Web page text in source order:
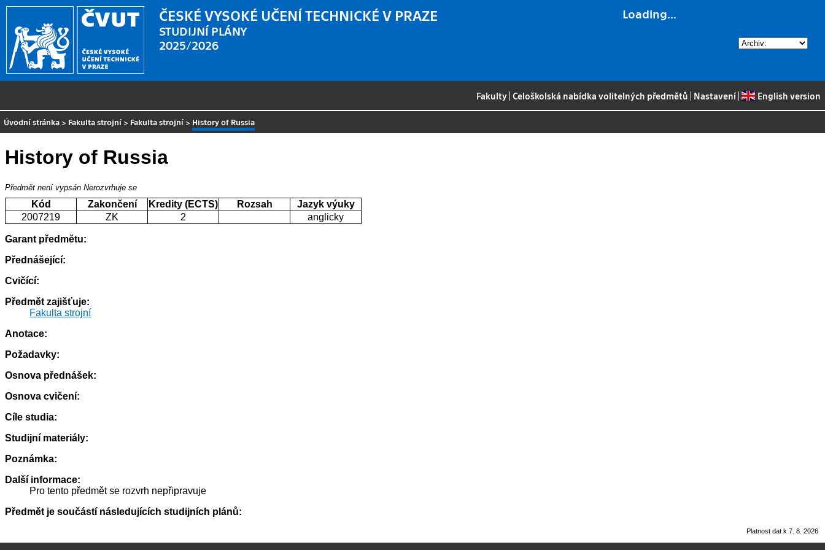
Loading...
ČESKÉ VYSOKÉ UČENÍ TECHNICKÉ V PRAZE
STUDIJNÍ PLÁNY
2025/2026
Fakulty |Celoškolská nabídka volitelných předmětů Nastavení| English version
Úvodní stránka > Fakulta strojní > Fakulta strojní > History of Russia
History of Russia
Předmět není vypsán Nerozvrhuje se
Kód Zakončení Kredity (ECTS) Rozsah
Jazyk výuky
2007219
ZK 2 anglicky
Garant předmětu:
Přednášející:
Cvičící:
Předmět zajišťuje:
Fakulta strojní
Anotace:
Požadavky:
Osnova přednášek:
Osnova cvičení:
Cíle studia:
Studijní materiály:
Poznámka:
Další informace:
Pro tento předmět se rozvrh nepřipravuje
Předmět je součástí následujících studijních plánů:
Platnost dat k 7. 8. 2026